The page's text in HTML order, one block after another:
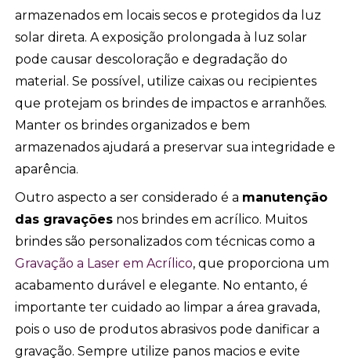
armazenados em locais secos e protegidos da luz
solar direta. A exposição prolongada à luz solar
pode causar descoloração e degradação do
material. Se possível, utilize caixas ou recipientes
que protejam os brindes de impactos e arranhões.
Manter os brindes organizados e bem
armazenados ajudará a preservar sua integridade e
aparência.
Outro aspecto a ser considerado é a manutenção
das gravações nos brindes em acrílico. Muitos
brindes são personalizados com técnicas como a
Gravação a Laser em Acrílico, que proporciona um
acabamento durável e elegante. No entanto, é
importante ter cuidado ao limpar a área gravada,
pois o uso de produtos abrasivos pode danificar a
gravação. Sempre utilize panos macios e evite